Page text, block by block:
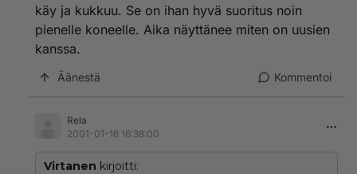
käy ja kukkuu. Se on ihan hyvä suoritus noin
pienelle koneelle. Aika näyttänee miten on uusien
kanssa.
Äänestä Kommentoi
Rela
2001-01-16 16:38:00
Virtanen kirjoitti: